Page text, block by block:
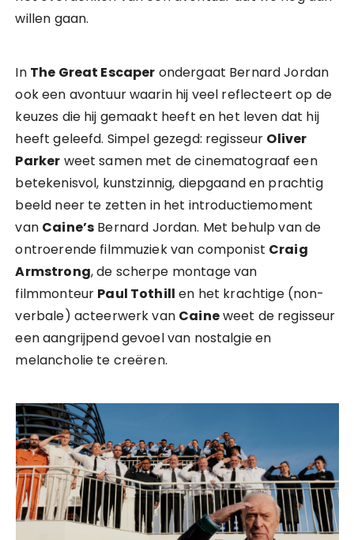
willen gaan.
In The Great Escaper ondergaat Bernard Jordan
ook een avontuur waarin hij veel reflecteert op de
keuzes die hij gemaakt heeft en het leven dat hij
heeft geleefd. Simpel gezegd: regisseur Oliver
Parker weet samen met de cinematograaf een
betekenisvol, kunstzinnig, diepgaand en prachtig
beeld neer te zetten in het introductiemoment
van Caine’s Bernard Jordan. Met behulp van de
ontroerende filmmuziek van componist Craig
Armstrong, de scherpe montage van
filmmonteur Paul Tothill en het krachtige (non-
verbale) acteerwerk van Caineweet de regisseur
een aangrijpend gevoel van nostalgie en
melancholie te creëren.